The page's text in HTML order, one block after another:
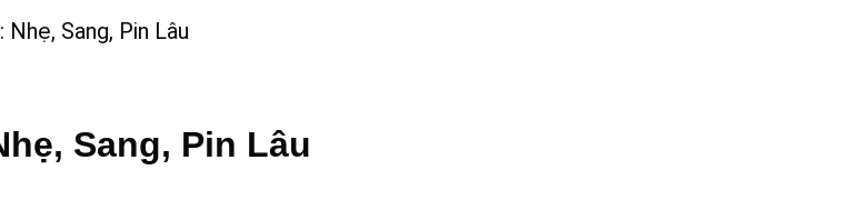
Sang, Pin Lâu
Sang, Pin Lâu